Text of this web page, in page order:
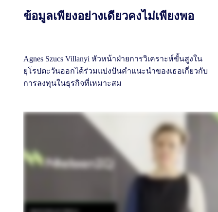
ข้อมูลเพียงอย่างเดียวคงไม่เพียงพอ
Agnes Szucs Villanyi หัวหน้าฝ่ายการวิเคราะห์ขั้นสูงใน
ยุโรปตะวันออกได้ร่วมแบ่งปันคําแนะนําของเธอเกี่ยวกับ
การลงทุนในธุรกิจที่เหมาะสม